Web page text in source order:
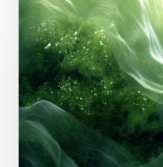
řeší
udržitelnost
a
náklady
na
energie: